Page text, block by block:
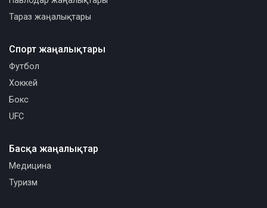
Тараз жаңалықтары
Спорт жаңалықтары
Футбол
Хоккей
Бокс
UFC
Басқа жаңалықтар
Медицина
Туризм